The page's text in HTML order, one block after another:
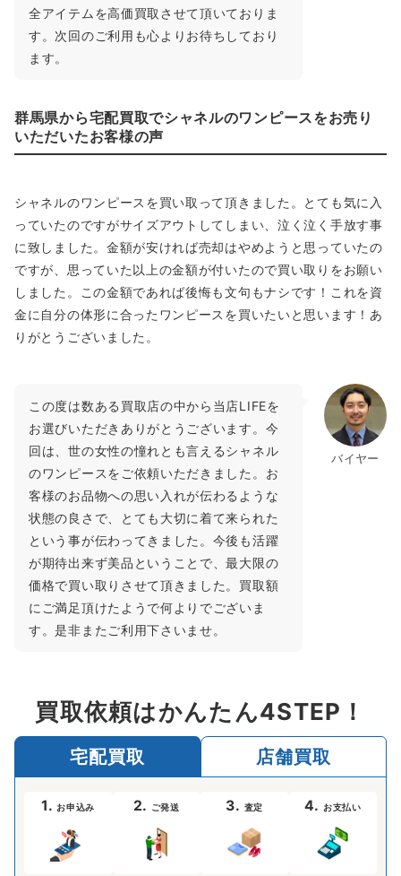
全アイテムを高価買取させて頂いておりま
す。次回のご利用も心よりお待ちしており
ます。
群馬県から宅配買取でシャネルのワンピースをお売り
いただいたお客様の声
シャネルのワンピースを買い取って頂きました。とても気に入
っていたのですがサイズアウトしてしまい、泣く泣く手放す事
に致しました。金額が安ければ売却はやめようと思っていたの
ですが、思っていた以上の金額が付いたので買い取りをお願い
しました。この金額であれば後悔も文句もナシです！これを資
金に自分の体形に合ったワンピースを買いたいと思います！あ
りがとうございました。
バイヤー
この度は数ある買取店の中から当店LIFEを
お選びいただきありがとうございます。今
回は、世の女性の憧れとも言えるシャネル
のワンピースをご依頼いただきました。お
客様のお品物への思い入れが伝わるような
状態の良さで、とても大切に着て来られた
という事が伝わってきました。今後も活躍
が期待出来ず美品ということで、最大限の
価格で買い取りさせて頂きました。買取額
にご満足頂けたようで何よりでございま
す。是非またご利用下さいませ。
買取依頼はかんたん4STEP！
宅配買取 店舗買取
1. お申込み 2. ご発送 3. 査定 4. お支払い